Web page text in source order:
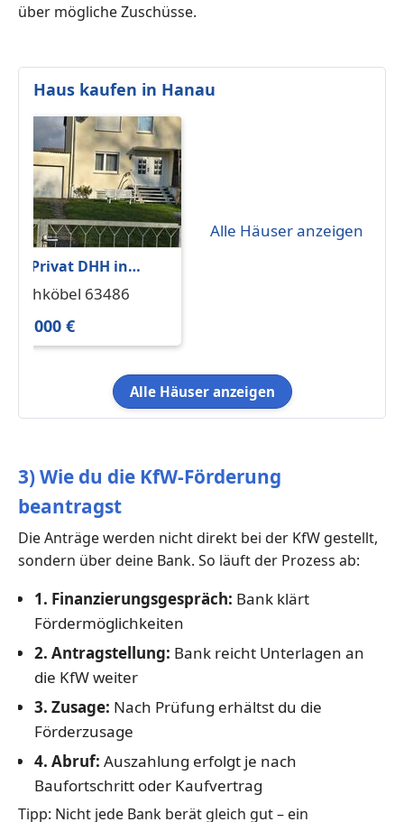
über mögliche Zuschüsse.
Haus kaufen in Hanau
Von Privat DHH in
Bruchköbel
Bruchköbel 63486
490.000 €
Alle Häuser anzeigen
Alle Häuser anzeigen
3) Wie du die KfW-Förderung
beantragst
Die Anträge werden nicht direkt bei der KfW gestellt,
sondern über deine Bank. So läuft der Prozess ab:
1. Finanzierungsgespräch: Bank klärt
Fördermöglichkeiten
2. Antragstellung: Bank reicht Unterlagen an
die KfW weiter
3. Zusage: Nach Prüfung erhältst du die
Förderzusage
4. Abruf: Auszahlung erfolgt je nach
Baufortschritt oder Kaufvertrag
Tipp: Nicht jede Bank berät gleich gut – ein